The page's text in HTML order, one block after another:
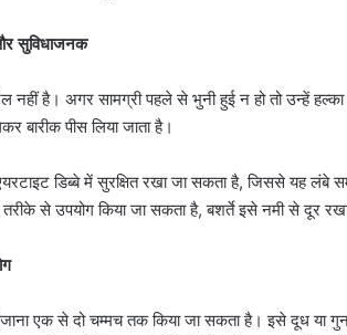
सुविधाजनक
नहीं है। अगर सामग्री पहले से भुनी हुई न हो तो उन्हें
बारीक पीस लिया जाता है।
डिब्बे में सुरक्षित रखा जा सकता है, जिससे यह लंबे
तरीके से उपयोग किया जा सकता है, बशर्ते इसे नमी से दूर
एक से दो चम्मच तक किया जा सकता है। इसे दूध या